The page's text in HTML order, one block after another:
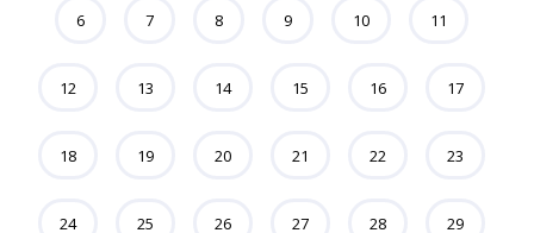
6 7 8 9 10 11
12 13 14 15 16 17
18 19 20 21 22 23
24 25 26 27 28 29